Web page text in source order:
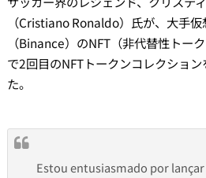
（Cristiano Ronaldo）氏が、大手
（Binance）のNFT（非代替性トー
で2回目のNFTトークンコレクショ
た。
Estou entusiasmado por